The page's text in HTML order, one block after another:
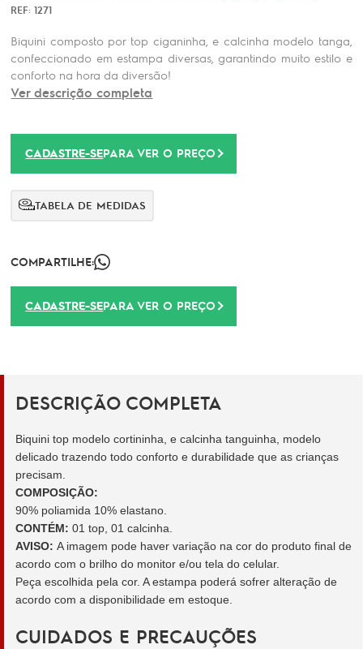
REF: 1271
Biquini composto por top ciganinha, e calcinha modelo tanga,
confeccionado em estampa diversas, garantindo muito estilo e
conforto na hora da diversão!
Ver descrição completa
CADASTRE-SEPARA VER O PREÇO
TABELA DE MEDIDAS
COMPARTILHE:
CADASTRE-SEPARA VER O PREÇO
DESCRIÇÃO COMPLETA
Biquini top modelo cortininha, e calcinha tanguinha, modelo
delicado trazendo todo conforto e durabilidade que as crianças
precisam.
COMPOSIÇÃO:
90% poliamida 10% elastano.
CONTÉM: 01 top, 01 calcinha.
AVISO: A imagem pode haver variação na cor do produto final de
acordo com o brilho do monitor e/ou tela do celular.
Peça escolhida pela cor. A estampa poderá sofrer alteração de
acordo com a disponibilidade em estoque.
CUIDADOS E PRECAUÇÕES